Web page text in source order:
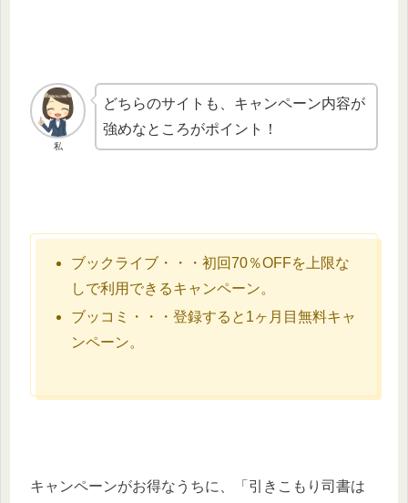
私
どちらのサイトも、キャンペーン内容が
強めなところがポイント！
ブックライブ・・・初回70％OFFを上限な
しで利用できるキャンペーン。
ブッコミ・・・登録すると1ヶ月目無料キャ
ンペーン。
キャンペーンがお得なうちに、「引きこもり司書は